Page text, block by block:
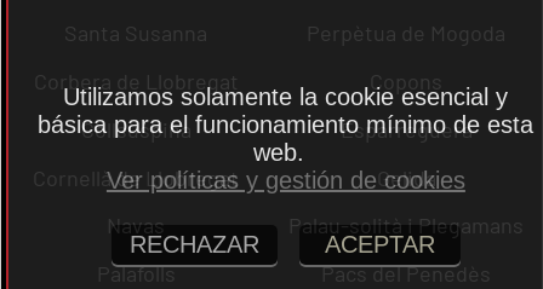
Santa Susanna
Perpètua de Mogoda
Corbera de Llobregat
Copons
Collsuspina
Esparreguera
Cornellà de Llobregat
Gelida
Navas
Palau-solità i Plegamans
Palafolls
Pacs del Penedès
Utilizamos solamente la cookie esencial y
básica para el funcionamiento mínimo de esta
web.
Ver políticas y gestión de cookies
RECHAZAR ACEPTAR